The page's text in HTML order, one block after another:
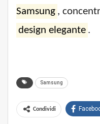
Samsung ,
design elegante .
Samsung
Condividi